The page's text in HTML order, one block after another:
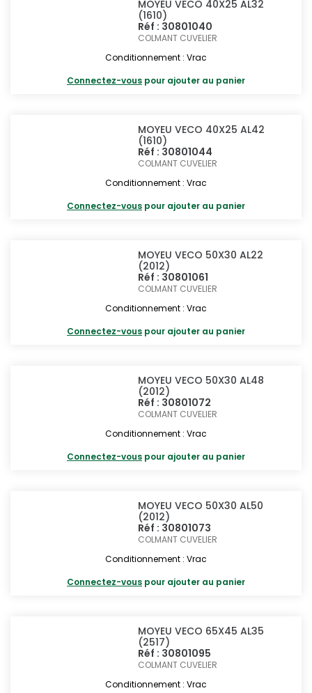
MOYEU VECO 40X25 AL32
(1610)
Réf : 30801040
COLMANT CUVELIER
Conditionnement : Vrac
Connectez-vous pour ajouter au panier
MOYEU VECO 40X25 AL42
(1610)
Réf : 30801044
COLMANT CUVELIER
Conditionnement : Vrac
Connectez-vous pour ajouter au panier
MOYEU VECO 50X30 AL22
(2012)
Réf : 30801061
COLMANT CUVELIER
Conditionnement : Vrac
Connectez-vous pour ajouter au panier
MOYEU VECO 50X30 AL48
(2012)
Réf : 30801072
COLMANT CUVELIER
Conditionnement : Vrac
Connectez-vous pour ajouter au panier
MOYEU VECO 50X30 AL50
(2012)
Réf : 30801073
COLMANT CUVELIER
Conditionnement : Vrac
Connectez-vous pour ajouter au panier
MOYEU VECO 65X45 AL35
(2517)
Réf : 30801095
COLMANT CUVELIER
Conditionnement : Vrac